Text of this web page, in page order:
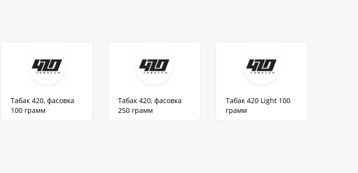
Табак 420, фасовка
100 грамм
Табак 420, фасовка
250 грамм
Табак 420 Light 100
грамм